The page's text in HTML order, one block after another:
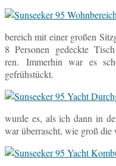
be­reich mit einer großen
8 Per­so­nen ge­deck­te
ren. Im­mer­hin war es
gefrühstückt.
wurde es, als ich dann in
war über­rascht, wie groß